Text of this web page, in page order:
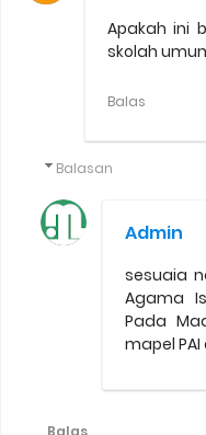
Apakah ini
skolah
Balas
Balasan
Admin
sesuaia
Agama
Pada
mapel
Balas